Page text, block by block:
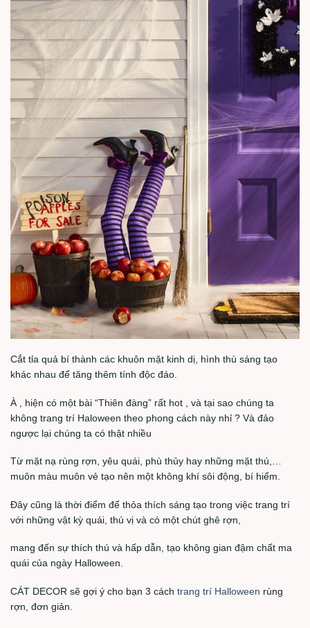
Cắt tỉa quả bí thành các khuôn mặt kinh dị, hình thù sáng tạo
khác nhau để tăng thêm tính độc đáo.
À , hiện có một bài “Thiên đàng” rất hot , và tại sao chúng ta
không trang trí Haloween theo phong cách này nhỉ ? Và đảo
ngược lại chúng ta có thật nhiều
Từ mặt nạ rùng rợn, yêu quái, phù thủy hay những mặt thú,…
muôn màu muôn vẻ tạo nên một không khí sôi động, bí hiểm.
Đây cũng là thời điểm để thỏa thích sáng tạo trong việc trang trí
với những vật kỳ quái, thú vị và có một chút ghê rợn,
mang đến sự thích thú và hấp dẫn, tạo không gian đậm chất ma
quái của ngày Halloween.
CÁT DECOR sẽ gợi ý cho bạn 3 cách trang trí Halloween rùng
rợn, đơn giản.